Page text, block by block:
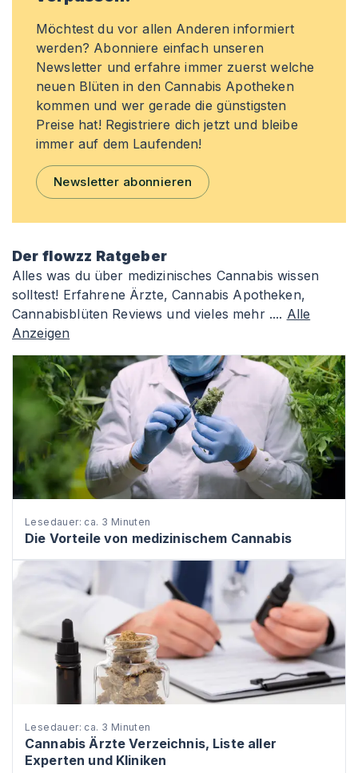
Möchtest du vor allen Anderen informiert
werden? Abonniere einfach unseren
Newsletter und erfahre immer zuerst welche
neuen Blüten in den Cannabis Apotheken
kommen und wer gerade die günstigsten
Preise hat! Registriere dich jetzt und bleibe
immer auf dem Laufenden!
Newsletter abonnieren
Der flowzz Ratgeber
Alles was du über medizinisches Cannabis wissen
solltest! Erfahrene Ärzte, Cannabis Apotheken,
Cannabisblüten Reviews und vieles mehr .... Alle
Anzeigen
Lesedauer: ca. 3 Minuten
Die Vorteile von medizinischem Cannabis
Lesedauer: ca. 3 Minuten
Cannabis Ärzte Verzeichnis, Liste aller
Experten und Kliniken